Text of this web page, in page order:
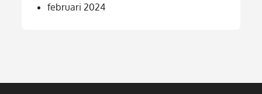
februari 2024